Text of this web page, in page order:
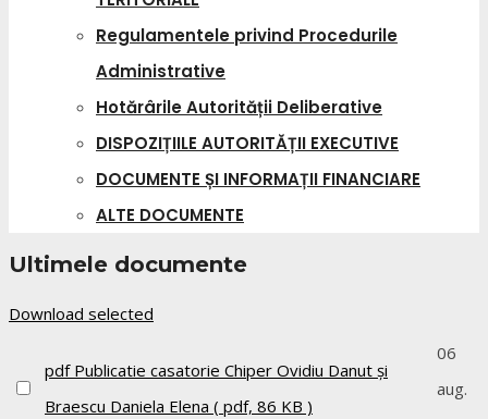
Regulamentele privind Procedurile
Administrative
Hotărârile Autorității Deliberative
DISPOZIȚIILE AUTORITĂȚII EXECUTIVE
DOCUMENTE ȘI INFORMAȚII FINANCIARE
ALTE DOCUMENTE
Ultimele documente
Download selected
pdf Publicatie casatorie Chiper Ovidiu Danut și
Braescu Daniela Elena ( pdf, 86 KB )
06
aug.